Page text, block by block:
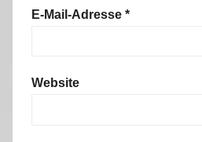
E-Mail-Adresse *
Website